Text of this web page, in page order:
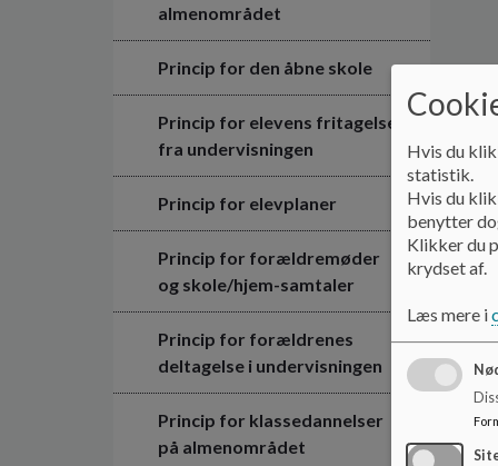
almenområdet
Princip for den åbne skole
Princip for elevens fritagelse
fra undervisningen
Princip for elevplaner
Princip for forældremøder
og skole/hjem-samtaler
Princip for forældrenes
deltagelse i undervisningen
Princip for klassedannelser
på almenområdet
Hvis du
statistik.
Hvis du
benytter
Klikker du
krydset af.
Læs mere i